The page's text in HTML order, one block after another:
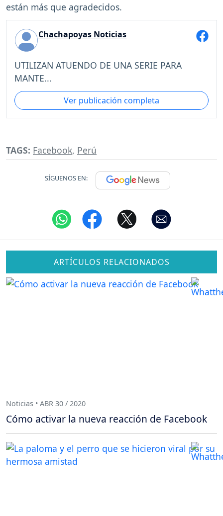
están más que agradecidos.
Chachapoyas Noticias
UTILIZAN ATUENDO DE UNA SERIE PARA
MANTE...
Ver publicación completa
TAGS: Facebook, Perú
SÍGUENOS EN:
ARTÍCULOS RELACIONADOS
Noticias • ABR 30 / 2020
Cómo activar la nueva reacción de Facebook